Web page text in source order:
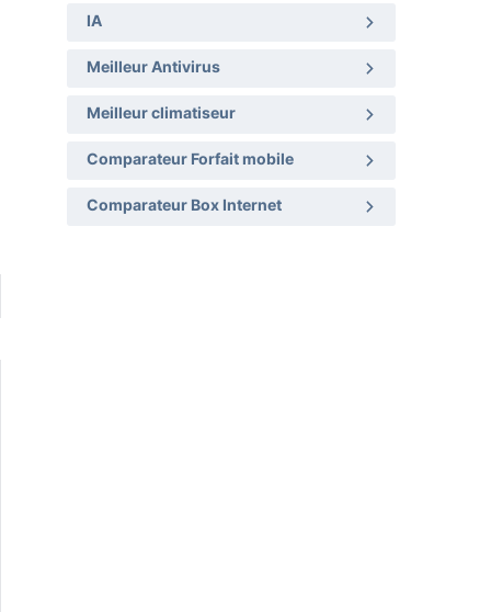
IA
Meilleur Antivirus
Meilleur climatiseur
Comparateur Forfait mobile
Comparateur Box Internet